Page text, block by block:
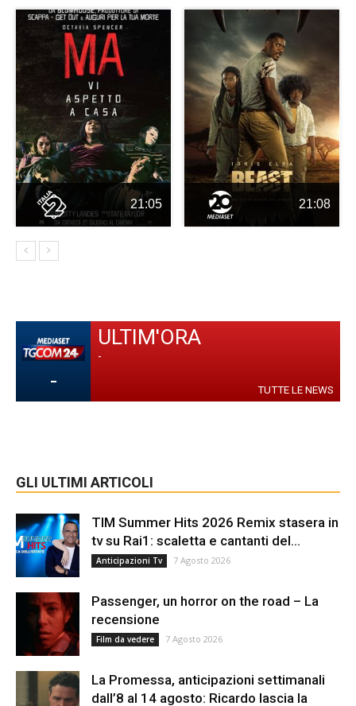
21:05 21:08
-
ULTIM'ORA
-
TUTTE LE NEWS
GLI ULTIMI ARTICOLI
TIM Summer Hits 2026 Remix stasera in
tv su Rai1: scaletta e cantanti del...
Anticipazioni Tv 7 Agosto 2026
Passenger, un horror on the road – La
recensione
Film da vedere 7 Agosto 2026
La Promessa, anticipazioni settimanali
dall’8 al 14 agosto: Ricardo lascia la